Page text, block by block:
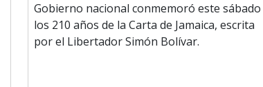
Gobierno nacional conmemoró este sábado
los 210 años de la Carta de Jamaica, escrita
por el Libertador Simón Bolívar.